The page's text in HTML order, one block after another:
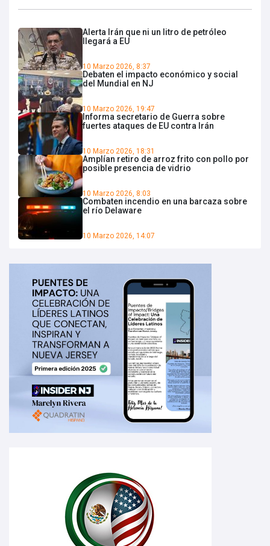
Alerta Irán que ni un litro de petróleo
llegará a EU
10 Marzo 2026, 8:37
Debaten el impacto económico y social
del Mundial en NJ
10 Marzo 2026, 19:47
Informa secretario de Guerra sobre
fuertes ataques de EU contra Irán
10 Marzo 2026, 18:31
Amplían retiro de arroz frito con pollo por
posible presencia de vidrio
10 Marzo 2026, 8:03
Combaten incendio en una barcaza sobre
el río Delaware
10 Marzo 2026, 14:07